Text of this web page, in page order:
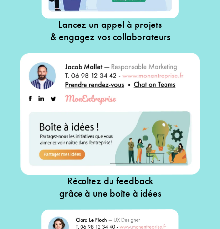
Lancez un appel à projets
& engagez vos collaborateurs
Récoltez du feedback
grâce à une boîte à idées